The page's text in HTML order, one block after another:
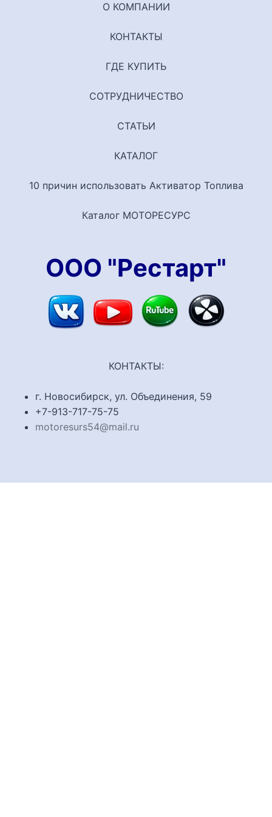
О КОМПАНИИ
КОНТАКТЫ
ГДЕ КУПИТЬ
СОТРУДНИЧЕСТВО
СТАТЬИ
КАТАЛОГ
10 причин использовать Активатор Топлива
Каталог МОТОРЕСУРС
ООО "Рестарт"
КОНТАКТЫ:
г. Новосибирск, ул. Объединения, 59
+7-913-717-75-75
motoresurs54@mail.ru